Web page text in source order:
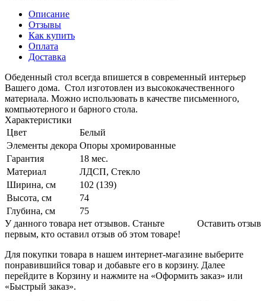
Описание
Отзывы
Как купить
Оплата
Доставка
Обеденный стол всегда впишется в современный интерьер
Вашего дома. Стол изготовлен из высококачественного
материала. Можно использовать в качестве письменного,
компьютерного и барного стола.
Характеристики
Цвет
Белый
Элементы декора Опоры хромированные
Гарантия
18 мес.
Материал
ЛДСП, Стекло
Ширина, см
102 (139)
Высота, см
74
Глубина, см
75
Оставить отзыв
У данного товара нет отзывов. Станьте
первым, кто оставил отзыв об этом товаре!
Для покупки товара в нашем интернет-магазине выберите
понравившийся товар и добавьте его в корзину. Далее
перейдите в Корзину и нажмите на «Оформить заказ» или
«Быстрый заказ».